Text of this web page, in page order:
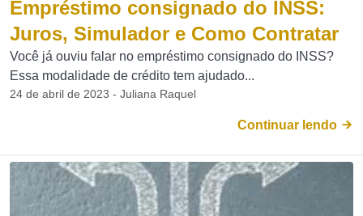
Empréstimo consignado do INSS:
Juros, Simulador e Como Contratar
Você já ouviu falar no empréstimo consignado do INSS?
Essa modalidade de crédito tem ajudado...
24 de abril de 2023 - Juliana Raquel
Continuar lendo